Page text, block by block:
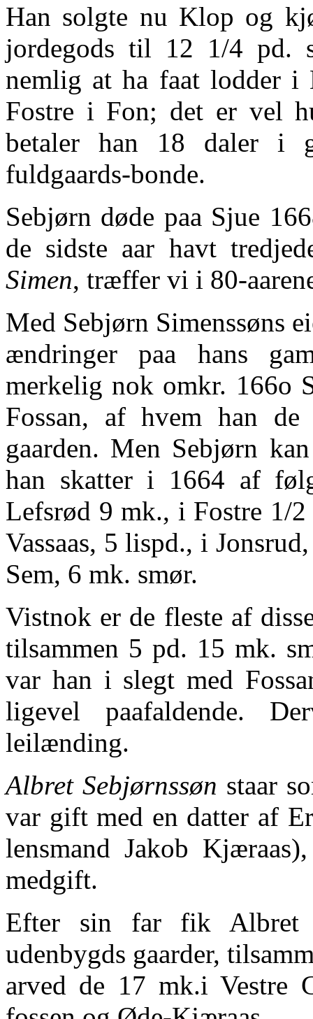
Han solgte nu Klop og
jordegods til 12 1/4 pd.
nemlig at ha faat lodder i
Fostre i Fon; det er vel
betaler han 18 daler i
fuldgaards-bonde.
Sebjørn døde paa Sjue
de sidste aar havt
Simen, træffer vi i 80-
Med Sebjørn Simenssøns
ændringer paa hans
merkelig nok omkr. 166o
Fossan, af hvem han de
gaarden. Men Sebjørn
han skatter i 1664 af
Lefsrød 9 mk., i Fostre 1/
Vassaas, 5 lispd., i
Sem, 6 mk. smør.
Vistnok er de fleste af
tilsammen 5 pd. 15 mk.
var han i slegt med
ligevel paafaldende.
leilænding.
Albret Sebjørnssøn staar
var gift med en datter af
lensmand Jakob
medgift.
Efter sin far fik Albret
udenbygds gaarder,
arved de 17 mk.i Vestre